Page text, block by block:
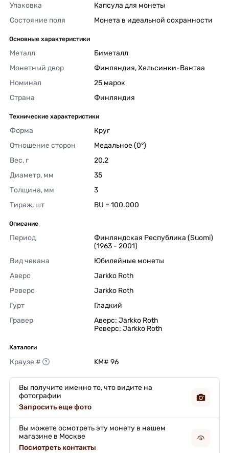
Упаковка
Капсула для монеты
Состояние поля
Монета в идеальной сохранности
Основные характеристики
Металл
Биметалл
Монетный двор
Финляндия, Хельсинки-Вантаа
Номинал
25 марок
Страна
Финляндия
Технические характеристики
Форма
Круг
Отношение сторон
Медальное (0°)
Вес, г
20,2
Диаметр, мм
35
Толщина, мм
3
Тираж, шт
BU = 100.000
Описание
Период
Финляндская Республика (Suomi)
(1963 - 2001)
Вид чекана
Юбилейные монеты
Аверс
Jarkko Roth
Реверс
Jarkko Roth
Гурт
Гладкий
Гравер
Аверс: Jarkko Roth
Реверс: Jarkko Roth
Каталоги
Краузе # KM# 96
Вы получите именно то, что видите на
фотографии
Запросить еще фото
Вы можете осмотреть эту монету в нашем
магазине в Москве
Посмотреть контакты